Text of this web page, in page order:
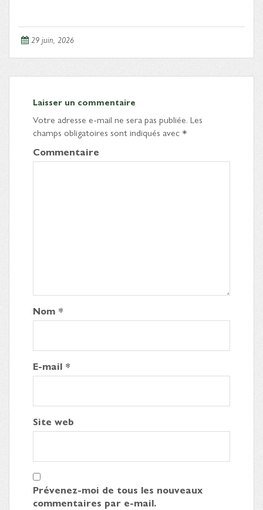
29 juin, 2026
Laisser un commentaire
Votre adresse e-mail ne sera pas publiée. Les
champs obligatoires sont indiqués avec*
Commentaire
Nom *
E-mail *
Site web
Prévenez-moi de tous les nouveaux
commentaires par e-mail.